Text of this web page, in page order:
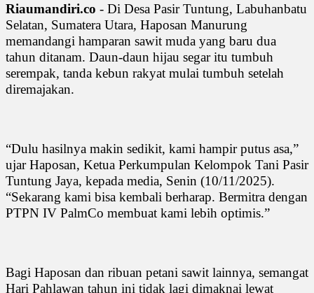
Riaumandiri.co - Di Desa Pasir Tuntung, Labuhanbatu
Selatan, Sumatera Utara, Haposan Manurung
memandangi hamparan sawit muda yang baru dua
tahun ditanam. Daun-daun hijau segar itu tumbuh
serempak, tanda kebun rakyat mulai tumbuh setelah
diremajakan.
“Dulu hasilnya makin sedikit, kami hampir putus asa,”
ujar Haposan, Ketua Perkumpulan Kelompok Tani Pasir
Tuntung Jaya, kepada media, Senin (10/11/2025).
“Sekarang kami bisa kembali berharap. Bermitra dengan
PTPN IV PalmCo membuat kami lebih optimis.”
Bagi Haposan dan ribuan petani sawit lainnya, semangat
Hari Pahlawan tahun ini tidak lagi dimaknai lewat